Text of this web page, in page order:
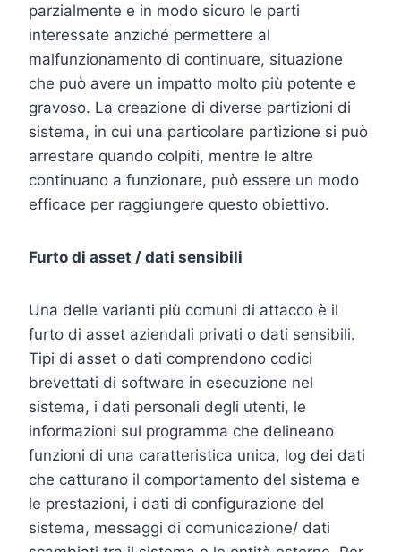
parzialmente e in modo sicuro le parti
interessate anziché permettere al
malfunzionamento di continuare, situazione
che può avere un impatto molto più potente e
gravoso. La creazione di diverse partizioni di
sistema, in cui una particolare partizione si può
arrestare quando colpiti, mentre le altre
continuano a funzionare, può essere un modo
efficace per raggiungere questo obiettivo.
Furto di asset / dati sensibili
Una delle varianti più comuni di attacco è il
furto di asset aziendali privati o dati sensibili.
Tipi di asset o dati comprendono codici
brevettati di software in esecuzione nel
sistema, i dati personali degli utenti, le
informazioni sul programma che delineano
funzioni di una caratteristica unica, log dei dati
che catturano il comportamento del sistema e
le prestazioni, i dati di configurazione del
sistema, messaggi di comunicazione/ dati